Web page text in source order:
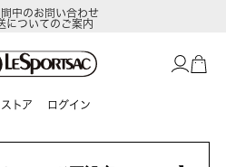
中のお問い合わせ
についてのご案内
トア ログイン